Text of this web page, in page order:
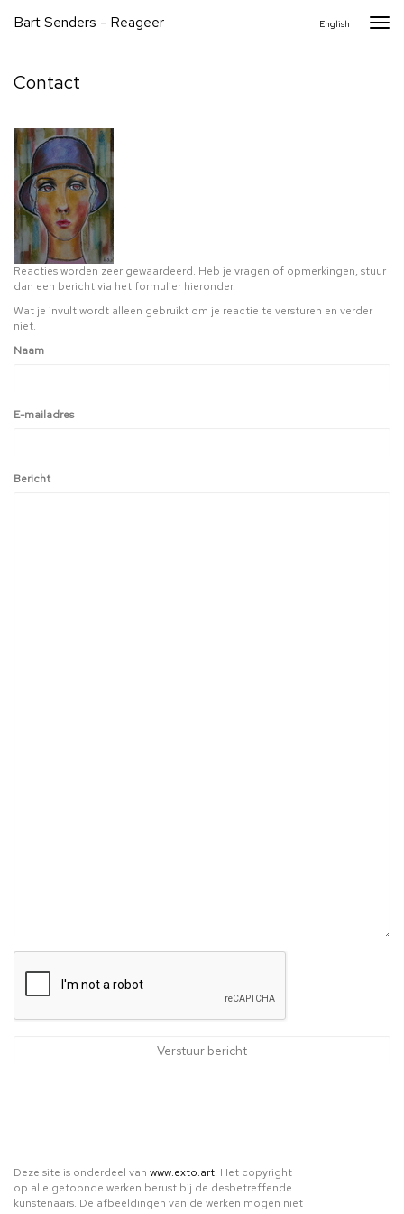
Bart Senders - Reageer English
Contact
Reacties worden zeer gewaardeerd. Heb je vragen of opmerkingen, stuur
dan een bericht via het formulier hieronder.
Wat je invult wordt alleen gebruikt om je reactie te versturen en verder
niet.
Naam
E-mailadres
Bericht
Deze site is onderdeel van www.exto.art. Het copyright
op alle getoonde werken berust bij de desbetreffende
kunstenaars. De afbeeldingen van de werken mogen niet